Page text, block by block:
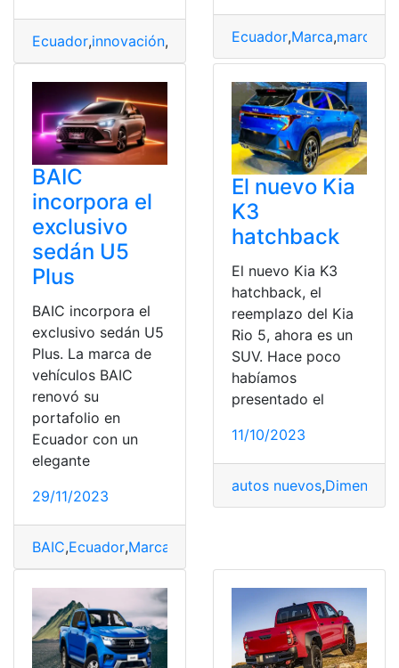
Ecuador,innovación, marca automotriz,Vehiculo
Ecuador,Marca,marca
BAIC
incorpora el
exclusivo
sedán U5
Plus
BAIC incorpora el
exclusivo sedán U5
Plus. La marca de
vehículos BAIC
renovó su
portafolio en
Ecuador con un
elegante
29/11/2023
BAIC,Ecuador,Marca
El nuevo Kia
K3
hatchback
El nuevo Kia K3
hatchback, el
reemplazo del Kia
Rio 5, ahora es un
SUV. Hace poco
habíamos
presentado el
11/10/2023
autos nuevos,